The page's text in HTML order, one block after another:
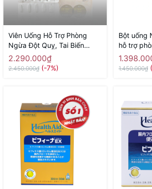
Viên Uống Hỗ Trợ Phòng
Ngừa Đột Quỵ, Tai Biến
Nano Nattokinase Premium
60000fu NICHIEI BUSSAN
2.290.000₫
2.450.000₫ (-7%)
Bột uống
hỗ trợ
tai biến,
- Hàng
1.450.000₫